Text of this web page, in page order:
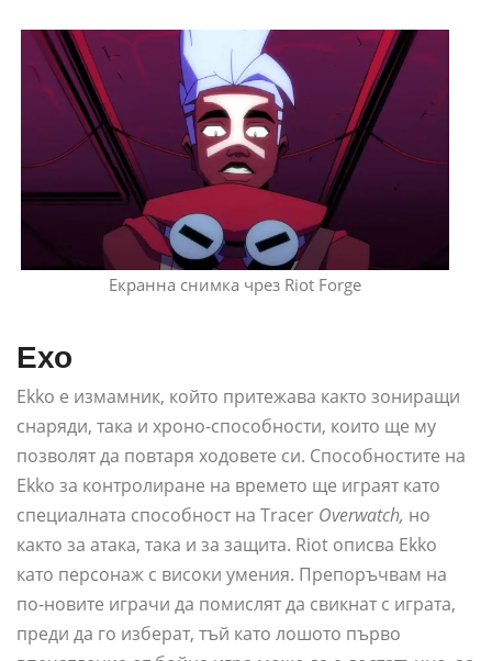
Екранна снимка чрез Riot Forge
Ехо
Ekko е измамник, който притежава както зониращи
снаряди, така и хроно-способности, които ще му
позволят да повтаря ходовете си. Способностите на
Ekko за контролиране на времето ще играят като
специалната способност на Tracer Overwatch, но
както за атака, така и за защита. Riot описва Ekko
като персонаж с високи умения. Препоръчвам на
по-новите играчи да помислят да свикнат с играта,
преди да го изберат, тъй като лошото първо